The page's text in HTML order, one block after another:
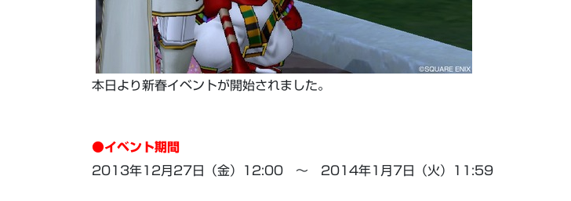
本日より新春イベントが開始されました。
●イベント期間
2013年12月27日（金）12:00 ～ 2014年1月7日（火）11:59